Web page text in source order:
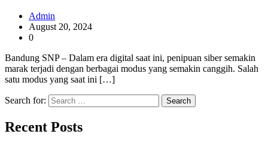
Admin
August 20, 2024
0
Bandung SNP – Dalam era digital saat ini, penipuan siber semakin
marak terjadi dengan berbagai modus yang semakin canggih. Salah
satu modus yang saat ini […]
Search for:
Recent Posts